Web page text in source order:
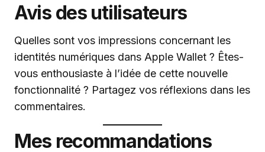
Avis des utilisateurs
Quelles sont vos impressions concernant les
identités numériques dans Apple Wallet ? Êtes-
vous enthousiaste à l’idée de cette nouvelle
fonctionnalité ? Partagez vos réflexions dans les
commentaires.
Mes recommandations